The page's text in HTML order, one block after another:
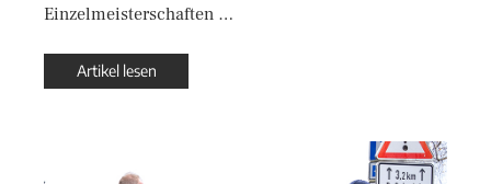
Einzelmeisterschaften …
Artikel lesen